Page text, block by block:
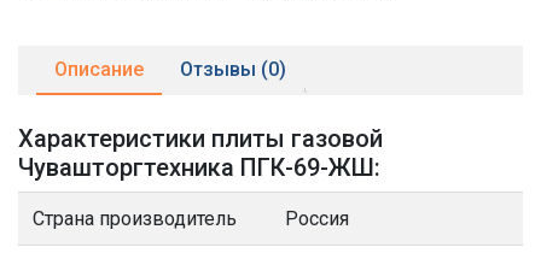
Описание Отзывы (0)
Характеристики плиты газовой
Чувашторгтехника ПГК-69-ЖШ:
Страна производитель Россия